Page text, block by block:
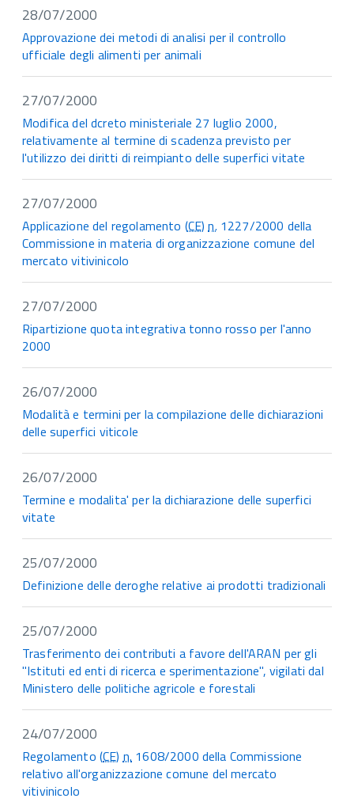
28/07/2000
Approvazione dei metodi di analisi per il controllo
ufficiale degli alimenti per animali
27/07/2000
Modifica del dcreto ministeriale 27 luglio 2000,
relativamente al termine di scadenza previsto per
l'utilizzo dei diritti di reimpianto delle superfici vitate
27/07/2000
Applicazione del regolamento (CE)n. 1227/2000 della
Commissione in materia di organizzazione comune del
mercato vitivinicolo
27/07/2000
Ripartizione quota integrativa tonno rosso per l'anno
2000
26/07/2000
Modalità e termini per la compilazione delle dichiarazioni
delle superfici viticole
26/07/2000
Termine e modalita' per la dichiarazione delle superfici
vitate
25/07/2000
Definizione delle deroghe relative ai prodotti tradizionali
25/07/2000
Trasferimento dei contributi a favore dell'ARAN per gli
"Istituti ed enti di ricerca e sperimentazione", vigilati dal
Ministero delle politiche agricole e forestali
24/07/2000
Regolamento (CE)n. 1608/2000 della Commissione
relativo all'organizzazione comune del mercato
vitivinicolo